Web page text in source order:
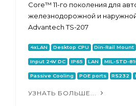
Core™ 11-го поколения для
железнодорожной и
Advantech TS-207
4xLAN Desktop CPU Din-Rail Mount
Input 24V DC IP65 LAN MIL-STD-
Passive Cooling POE ports RS232
УЗНАТЬ БОЛЬШЕ...